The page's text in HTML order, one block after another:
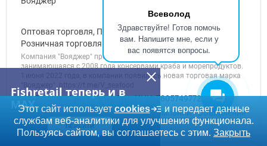
Всеволод
Здравствуйте! Готов помочь
вам. Напишите мне, если у
вас появятся вопросы.
Оптовая торговля, Переработчик, Производитель,
Розничная торговля
Компания "Вояджер" производственная компания,
занимающаяся с 2008 года консервами краба и морепродуктов.
1 июня 2022 года, в компании появилась новая торговая марка
Россия, Санкт-Петербург ИНН: 7805749772
О компании
Объявления
Fishretail теперь и в
MAX
ПЕРЕЙТИ
Этот сайт использует cookies
и передает данные
службам веб-аналитики для улучшения функционала.
Пользуясь сайтом, вы соглашаетесь с этим. Закрыть